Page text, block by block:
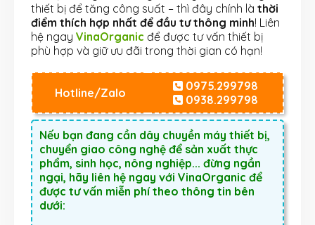
thiết bị để tăng công suất – thì đây chính là thời
điểm thích hợp nhất để đầu tư thông minh! Liên
hệ ngay VinaOrganic để được tư vấn thiết bị
phù hợp và giữ ưu đãi trong thời gian có hạn!
Hotline/Zalo
0975.299798
0938.299798
Nếu bạn đang cần dây chuyền máy thiết bị,
chuyển giao công nghệ để sản xuất thực
phẩm, sinh học, nông nghiệp... đừng ngần
ngại, hãy liên hệ ngay với VinaOrganic để
được tư vấn miễn phí theo thông tin bên
dưới: